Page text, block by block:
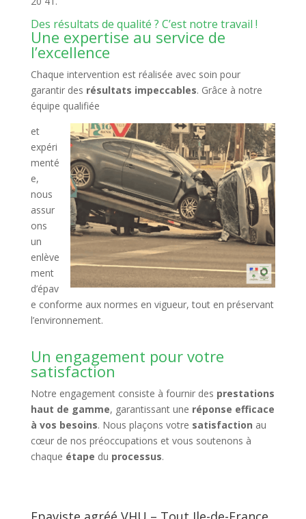
Des résultats de qualité ? C’est notre travail !
Une expertise au service de
l’excellence
Chaque intervention est réalisée avec soin pour
garantir des résultats impeccables. Grâce à notre
équipe qualifiée
et
expéri
menté
e,
nous
assur
ons
un
enlève
ment
d’épav
e conforme aux normes en vigueur, tout en préservant
l’environnement.
Un engagement pour votre
satisfaction
Notre engagement consiste à fournir des prestations
haut de gamme, garantissant une réponse efficace
à vos besoins. Nous plaçons votre satisfaction au
cœur de nos préoccupations et vous soutenons à
chaque étape du processus.